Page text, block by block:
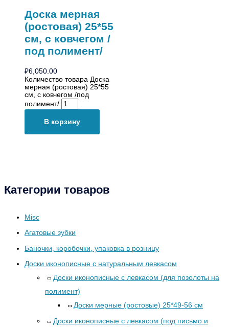
Категории товаров
Misc
Агатовые зубки
Баночки, коробочки, упаковка в розницу
Доски иконописные с натуральным левкасом
Доски иконописные с левкасом (для позолоты на
полимент)
Доски мерные (ростовые) 25*49-56 см
Доски иконописные с левкасом (под письмо и
Доска мерная
(ростовая) 25*55
см, с ковчегом /
под полимент/
₽6,050.00
Количество товара Доска
мерная (ростовая) 25*55
см, с ковчегом /под
полимент/
В корзину